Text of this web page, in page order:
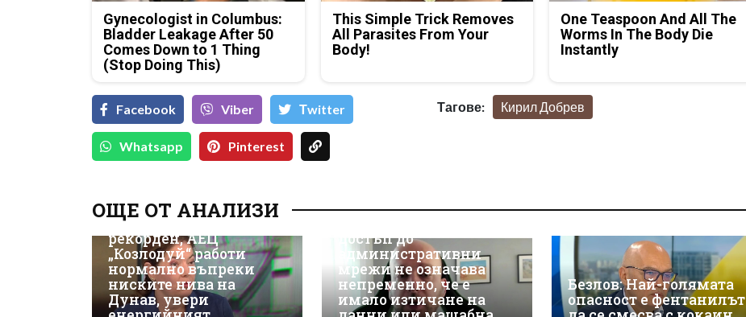
Gynecologist in Columbus:
Bladder Leakage After 50
Comes Down to 1 Thing
(Stop Doing This)
This Simple Trick Removes
All Parasites From Your
Body!
One Teaspoon And All The
Worms In The Body Die
Instantly
Facebook Viber Тwitter
Whatsapp Pinterest
Тагове: Кирил Добрев
ОЩЕ ОТ АНАЛИЗИ
Износът на ток е
рекорден, АЕЦ
„Козлодуй“ работи
нормално въпреки
ниските нива на
Дунав, увери
киберсигурност:
достъп до
административни
мрежи не означава
непременно, че е
имало изтичане на
Безлов: Най-голямата
опасност е фентанилът